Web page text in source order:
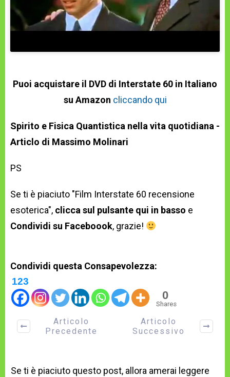
Puoi acquistare il DVD di Interstate 60 in Italiano
su Amazon cliccando qui
Spirito e Fisica Quantistica nella vita quotidiana -
Articlo di Massimo Molinari
PS
Se ti è piaciuto "Film Interstate 60 recensione
esoterica", clicca sul pulsante qui in basso e
Condividi su Faceboook, grazie!
Condividi questa Consapevolezza:
123
0
Shares
Articolo
Precedente
Articolo
Successivo
Se ti è piaciuto questo post, allora amerai leggere